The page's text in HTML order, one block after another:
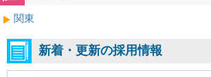
関東
新着・更新の採用情報